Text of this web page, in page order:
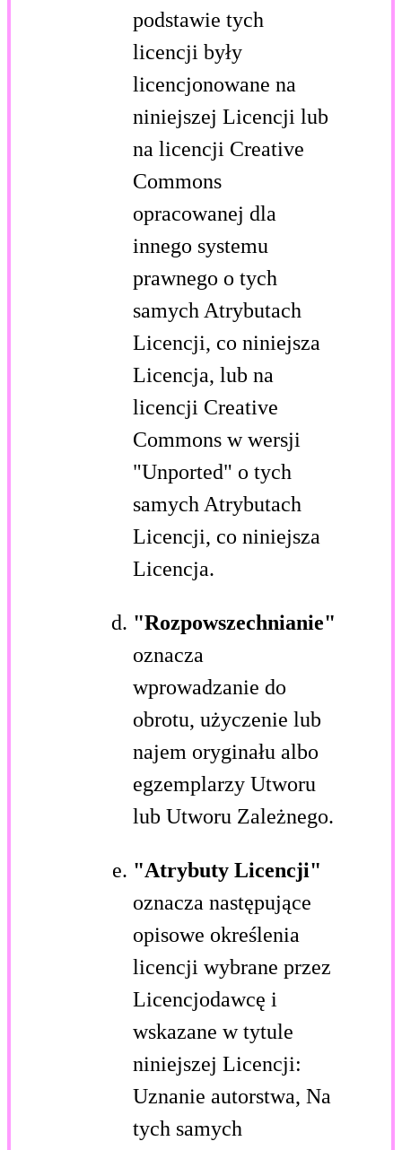
podstawie tych
licencji były
licencjonowane na
niniejszej Licencji lub
na licencji Creative
Commons
opracowanej dla
innego systemu
prawnego o tych
samych Atrybutach
Licencji, co niniejsza
Licencja, lub na
licencji Creative
Commons w wersji
"Unported" o tych
samych Atrybutach
Licencji, co niniejsza
Licencja.
"Rozpowszechnianie"
oznacza
wprowadzanie do
obrotu, użyczenie lub
najem oryginału albo
egzemplarzy Utworu
lub Utworu Zależnego.
"Atrybuty Licencji"
oznacza następujące
opisowe określenia
licencji wybrane przez
Licencjodawcę i
wskazane w tytule
niniejszej Licencji:
Uznanie autorstwa, Na
tych samych